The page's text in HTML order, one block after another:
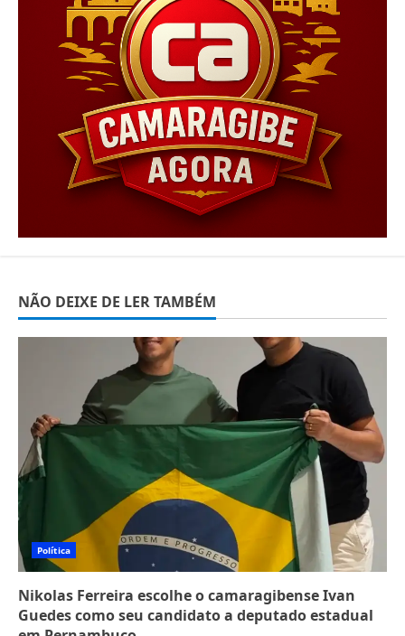
NÃO DEIXE DE LER TAMBÉM
Política
Nikolas Ferreira escolhe o camaragibense Ivan
Guedes como seu candidato a deputado estadual